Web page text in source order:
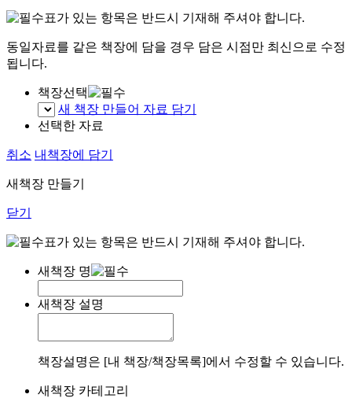
표가 있는 항목은 반드시 기재해 주셔야 합니다.
동일자료를 같은 책장에 담을 경우 담은 시점만 최신으로 수정
됩니다.
책장선택
새 책장 만들어 자료 담기
선택한 자료
취소 내책장에 담기
새책장 만들기
닫기
표가 있는 항목은 반드시 기재해 주셔야 합니다.
새책장 명
새책장 설명
책장설명은 [내 책장/책장목록]에서 수정할 수 있습니다.
새책장 카테고리